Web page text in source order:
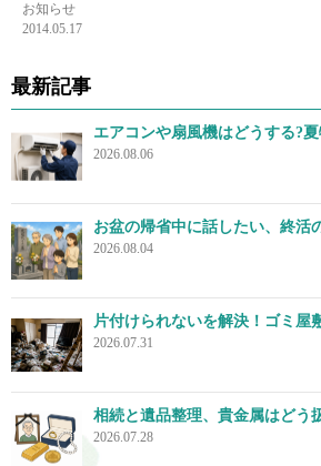
お知らせ
2014.05.17
最新記事
エアコンや扇風機はどうする?
2026.08.06
お盆の帰省中に話したい、終活
2026.08.04
片付けられないを解決！ゴミ屋
2026.07.31
相続と遺品整理、貴金属はどう
2026.07.28